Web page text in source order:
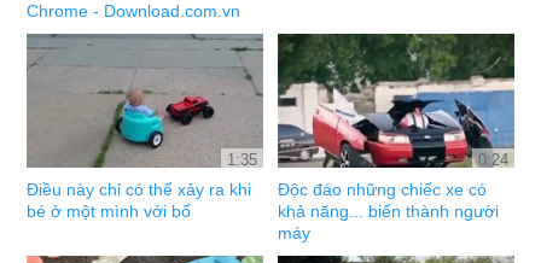
Chrome - Download.com.vn
1:35
Điều này chỉ có thể xảy ra khi
bé ở một mình với bố
0:24
Độc đáo những chiếc xe có
khả năng... biến thành người
máy